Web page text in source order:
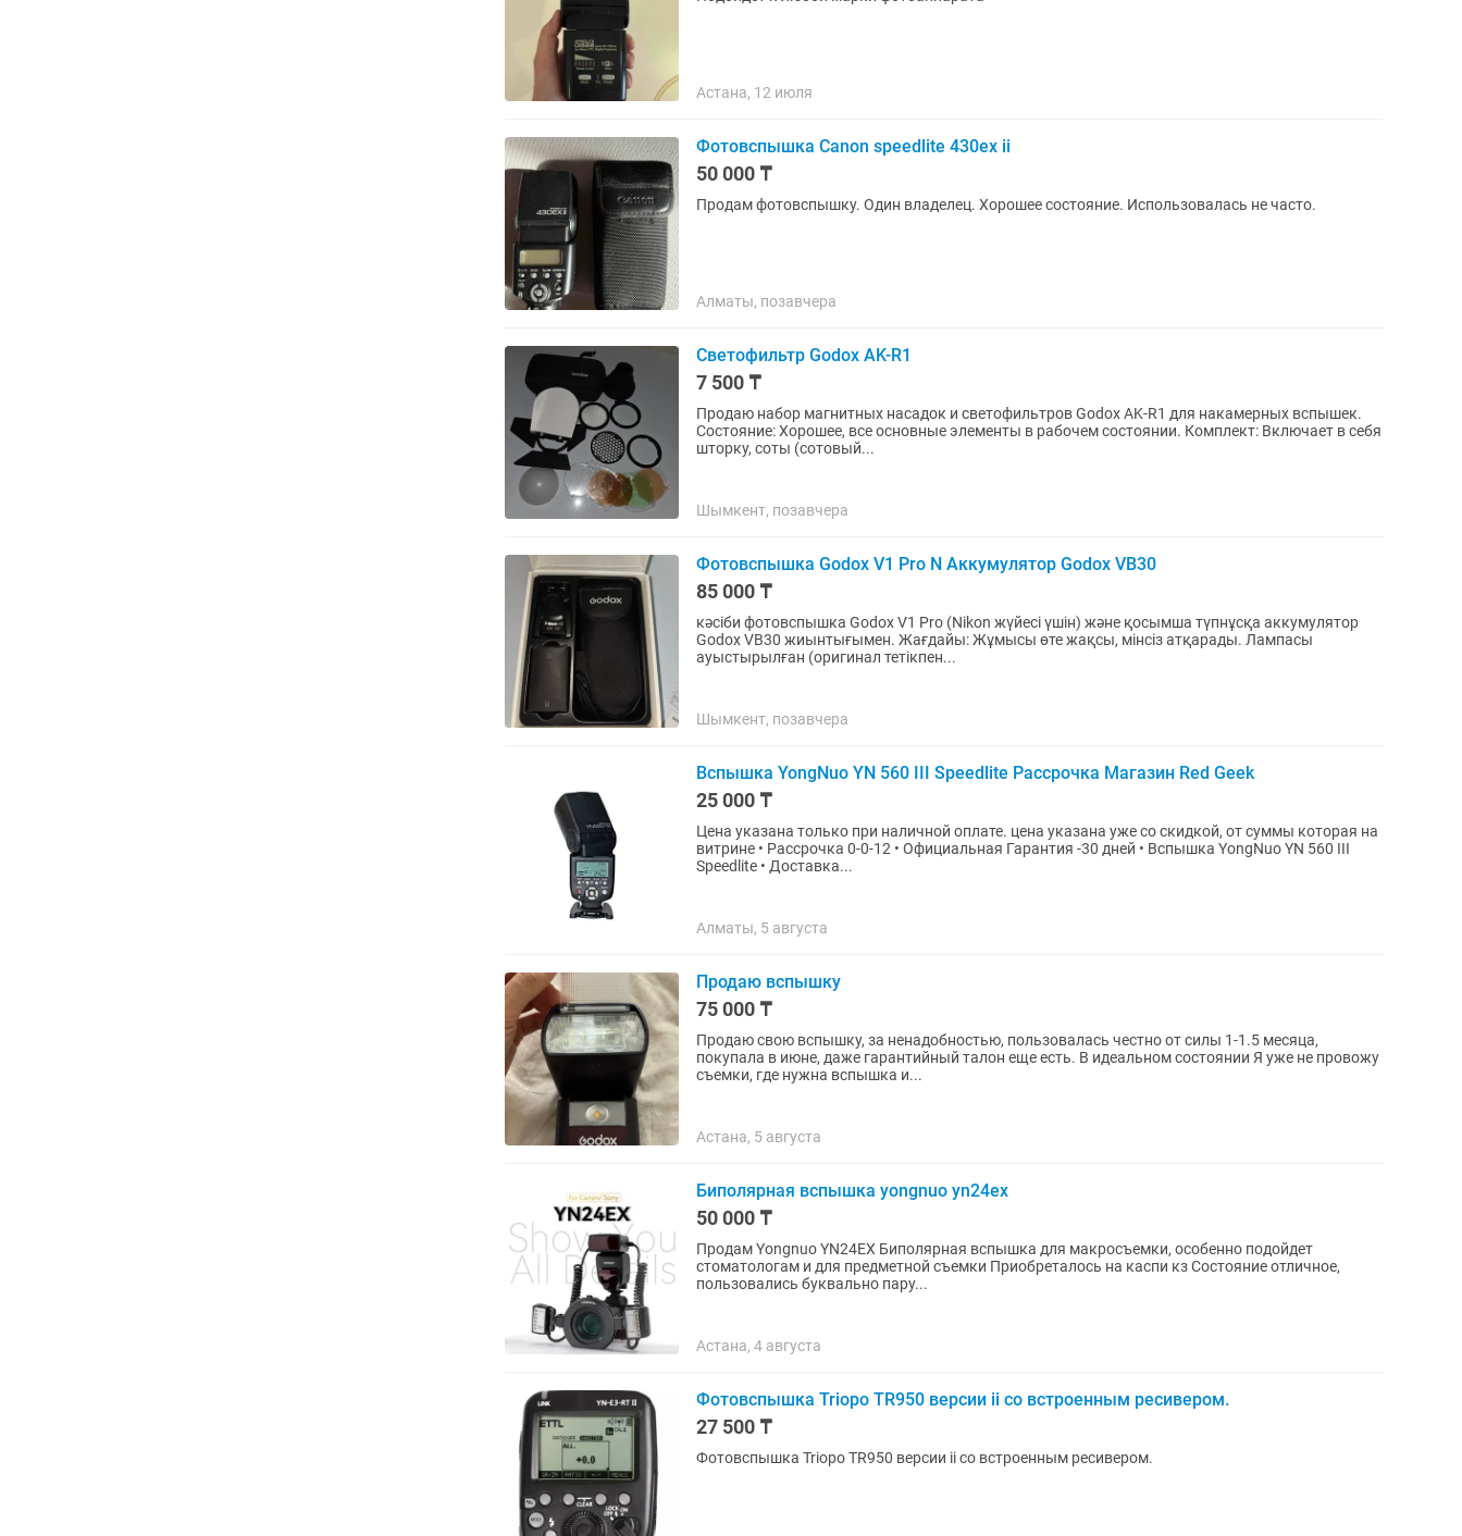
Астана, 12 июля
Фотовспышка Canon speedlite 430ex ii
50 000 ₸
Продам фотовспышку. Один владелец. Хорошее состояние. Использовалась не часто.
Алматы, позавчера
Светофильтр Godox AK-R1
7 500 ₸
Продаю набор магнитных насадок и светофильтров Godox AK-R1 для накамерных вспышек.
Состояние: Хорошее, все основные элементы в рабочем состоянии. Комплект: Включает в себя
шторку, соты (сотовый...
Шымкент, позавчера
Фотовспышка Godox V1 Pro N Аккумулятор Godox VB30
85 000 ₸
кәсіби фотовспышка Godox V1 Pro (Nikon жүйесі үшін) және қосымша түпнұсқа аккумулятор
Godox VB30 жиынтығымен. Жағдайы: Жұмысы өте жақсы, мінсіз атқарады. Лампасы
ауыстырылған (оригинал тетікпен...
Шымкент, позавчера
Вспышка YongNuo YN 560 III Speedlite Рассрочка Магазин Red Geek
25 000 ₸
Цена указана только при наличной оплате. цена указана уже со скидкой, от суммы которая на
витрине • Рассрочка 0-0-12 • Официальная Гарантия -30 дней • Вспышка YongNuo YN 560 III
Speedlite • Доставка...
Алматы, 5 августа
Продаю вспышку
75 000 ₸
Продаю свою вспышку, за ненадобностью, пользовалась честно от силы 1-1.5 месяца,
покупала в июне, даже гарантийный талон еще есть. В идеальном состоянии Я уже не провожу
съемки, где нужна вспышка и...
Астана, 5 августа
Биполярная вспышка yongnuo yn24ex
50 000 ₸
Продам Yongnuo YN24EX Биполярная вспышка для макросъемки, особенно подойдет
стоматологам и для предметной съемки Приобреталось на каспи кз Состояние отличное,
пользовались буквально пару...
Астана, 4 августа
Фотовспышка Triopo TR950 версии ii со встроенным ресивером.
27 500 ₸
Фотовспышка Triopo TR950 версии ii со встроенным ресивером.